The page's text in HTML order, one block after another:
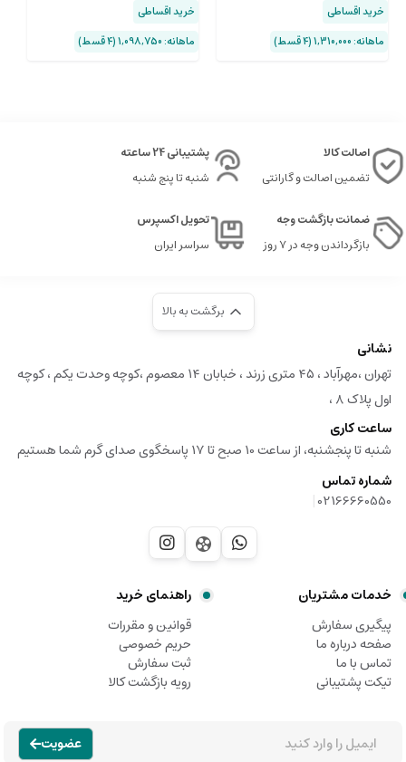
خرید اقساطی
ماهانه: 1,310,000 (۴ قسط)
خرید اقساطی
ماهانه: 1,098,750 (۴ قسط)
اصالت کالا
تضمین اصالت و گارانتی
پشتیبانی 24 ساعته
شنبه تا پنج شنبه
ضمانت بازگشت وجه
بازگرداندن وجه در ۷ روز
تحویل اکسپرس
سراسر ایران
برگشت به بالا
نشانی
تهران ،مهرآباد ، ۴۵ متری زرند ، خبابان ۱۴ معصوم ،کوچه وحدت یکم ، کوچه
اول پلاک ۸ ،
ساعت کاری
شنبه تا پنجشنبه، از ساعت 10 صبح تا 17 پاسخگوی صدای گرم شما هستیم
شماره تماس
02166660550
|
خدمات مشتریان
پیگیری سفارش
صفحه درباره ما
تماس با ما
تیکت پشتیبانی
راهنمای خرید
قوانین و مقررات
حریم خصوصی
ثبت سفارش
رویه بازگشت کالا
عضویت